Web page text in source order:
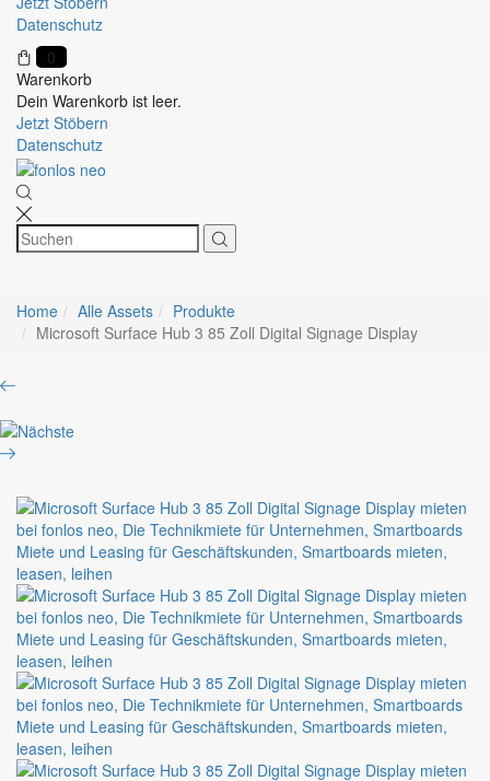
Datenschutz
0
Warenkorb
Dein Warenkorb ist leer.
Jetzt Stöbern
Datenschutz
Home Alle Assets
Produkte
Microsoft Surface Hub 3 85 Zoll Digital Signage Display
Product
Apple
16
Pro
GB
Black
Titanium
Microsoft
Surface
50″
127cm
IPS
LCD
Touch
Intel
Core
32GB
512GB